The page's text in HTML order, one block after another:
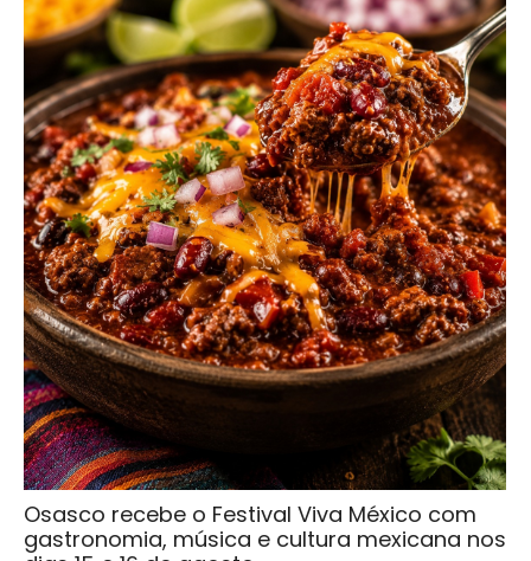
Osasco recebe o Festival Viva México com
gastronomia, música e cultura mexicana nos